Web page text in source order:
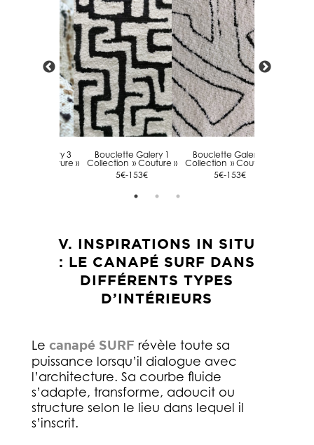
Galery 3
» Couture »
Bouclette Galery 1
Collection » Couture »
5€-153€
Bouclette Galery 2
Collection » Couture »
5€-153€
V. INSPIRATIONS IN SITU
: LE CANAPÉ SURF DANS
DIFFÉRENTS TYPES
D’INTÉRIEURS
Le canapé SURF révèle toute sa
puissance lorsqu’il dialogue avec
l’architecture. Sa courbe fluide
s’adapte, transforme, adoucit ou
structure selon le lieu dans lequel il
s’inscrit.